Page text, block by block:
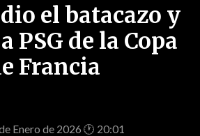
el batacazo y
PSG de la Copa
Francia
Enero de 2026 🕐 20:01